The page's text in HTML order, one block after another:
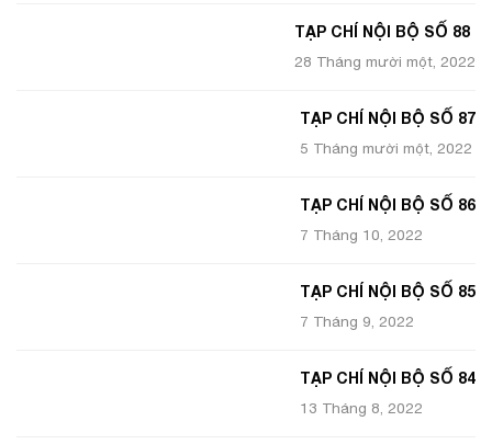
TẠP CHÍ NỘI BỘ SỐ 88
28 Tháng mười một, 2022
TẠP CHÍ NỘI BỘ SỐ 87
5 Tháng mười một, 2022
TẠP CHÍ NỘI BỘ SỐ 86
7 Tháng 10, 2022
TẠP CHÍ NỘI BỘ SỐ 85
7 Tháng 9, 2022
TẠP CHÍ NỘI BỘ SỐ 84
13 Tháng 8, 2022